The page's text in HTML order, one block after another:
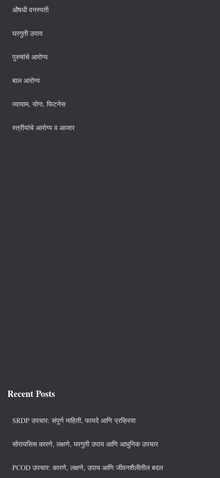
औषधी वनस्पती
घरगुती उपाय
पुरुषांचे आरोग्य
बाल आरोग्य
व्यायाम, योगा, फिटनेस
स्त्रीयांचे आरोग्य व आजार
Recent Posts
SRDP उपचार: संपूर्ण माहिती, फायदे आणि प्रक्रिया
सोरायसिस कारणे, लक्षणे, घरगुती उपाय आणि आधुनिक उपचार
PCOD उपचार: कारणे, लक्षणे, उपाय आणि जीवनशैलीतील बदल